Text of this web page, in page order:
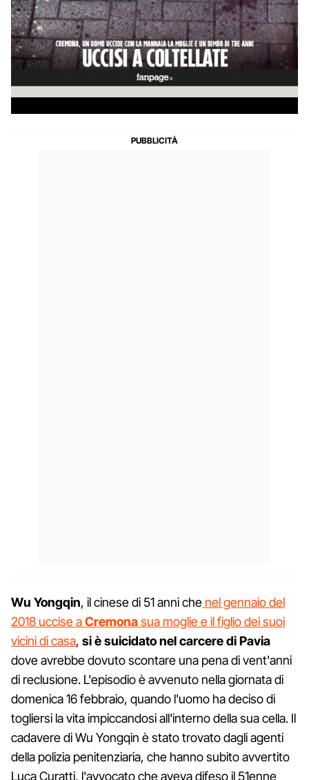
Wu Yongqin, il cinese di 51 anni che nel gennaio del
2018 uccise aCremonasua moglie e il figlio dei suoi
vicini di casa, si è suicidato nel carcere di Pavia
dove avrebbe dovuto scontare una pena di vent'anni
di reclusione. L'episodio è avvenuto nella giornata di
domenica 16 febbraio, quando l'uomo ha deciso di
togliersi la vita impiccandosi all'interno della sua cella. Il
cadavere di Wu Yongqin è stato trovato dagli agenti
della polizia penitenziaria, che hanno subito avvertito
Luca Curatti, l'avvocato che aveva difeso il 51enne